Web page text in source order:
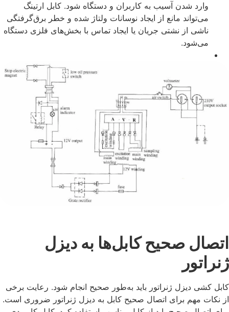
وارد شدن آسیب به کاربران و دستگاه شود. کابل ارتینگ
می‌تواند مانع از ایجاد نوسانات ولتاژ شده و خطر برق‌گرفتگی
ناشی از نشتی جریان یا ایجاد تماس با بخش‌های فلزی دستگاه
می‌شود.
اتصال صحیح کابل‌ها به دیزل
ژنراتور
کابل‌ کشی دیزل ژنراتور باید به‌طور صحیح انجام شود. رعایت برخی
از نکات مهم برای اتصال صحیح کابل به دیزل ژنراتور ضروری است.